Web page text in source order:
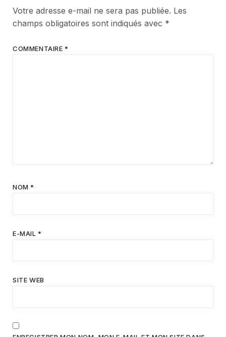
Votre adresse e-mail ne sera pas publiée. Les
champs obligatoires sont indiqués avec *
COMMENTAIRE*
NOM*
E-MAIL*
SITE WEB